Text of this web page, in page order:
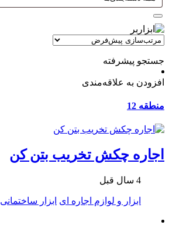
جستجو پیشرفته
افزودن به علاقه‌مندی
منطقه 12
اجاره چکش تخریب بتن کن
4 سال قبل
ابزار و لوازم اجاره ای ابزار ساختمانی